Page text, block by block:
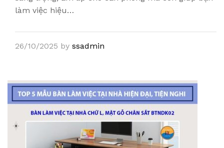
làm việc hiệu…
26/10/2025 by ssadmin